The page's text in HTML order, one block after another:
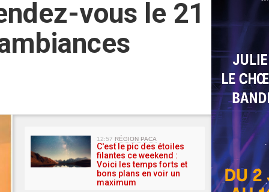
vous le 21
12:57 RÉGION PACA
C'est le pic des étoiles
filantes ce weekend :
Voici les temps forts et
bons plans en voir un
maximum